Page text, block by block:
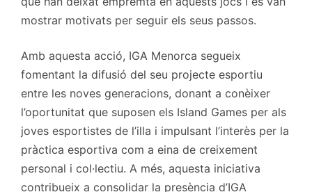
mostrar motivats per seguir els seus passos.
Amb aquesta acció, IGA Menorca segueix
fomentant la difusió del seu projecte esportiu
entre les noves generacions, donant a conèixer
l’oportunitat que suposen els Island Games per als
joves esportistes de l’illa i impulsant l’interès per la
pràctica esportiva com a eina de creixement
personal i col·lectiu. A més, aquesta iniciativa
contribueix a consolidar la presència d’IGA